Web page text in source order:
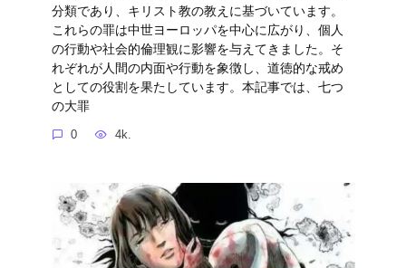
分類であり、キリスト教の教えに基づいています。
これらの罪は中世ヨーロッパを中心に広がり、個人
の行動や社会的倫理観に影響を与えてきました。そ
れぞれが人間の内面や行動を象徴し、道徳的な戒め
としての役割を果たしています。本記事では、七つ
の大罪
0 4k.